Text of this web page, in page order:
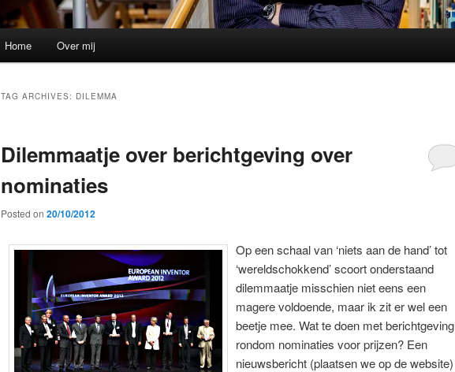
Home Over mij
TAG ARCHIVES: DILEMMA
Dilemmaatje over berichtgeving over
nominaties
Posted on 20/10/2012
Op een schaal van ‘niets aan de hand’ tot
‘wereldschokkend’ scoort onderstaand
dilemmaatje misschien niet eens een
magere voldoende, maar ik zit er wel een
beetje mee. Wat te doen met berichtgeving
rondom nominaties voor prijzen? Een
nieuwsbericht (plaatsen we op de website)